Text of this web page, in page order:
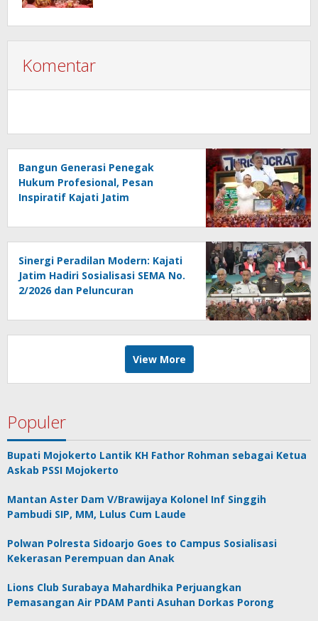
Komentar
Bangun Generasi Penegak
Hukum Profesional, Pesan
Inspiratif Kajati Jatim
Sinergi Peradilan Modern: Kajati
Jatim Hadiri Sosialisasi SEMA No.
2/2026 dan Peluncuran
Surabaya
View More
Populer
Bupati Mojokerto Lantik KH Fathor Rohman sebagai Ketua
Askab PSSI Mojokerto
Mantan Aster Dam V/Brawijaya Kolonel Inf Singgih
Pambudi SIP, MM, Lulus Cum Laude
Polwan Polresta Sidoarjo Goes to Campus Sosialisasi
Kekerasan Perempuan dan Anak
Lions Club Surabaya Mahardhika Perjuangkan
Pemasangan Air PDAM Panti Asuhan Dorkas Porong